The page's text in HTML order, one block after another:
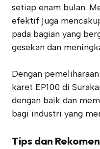
setiap enam bulan.
efektif juga
pada bagian yang
gesekan dan
Dengan
karet EP100 di
dengan baik dan
bagi industri yang
Tips dan